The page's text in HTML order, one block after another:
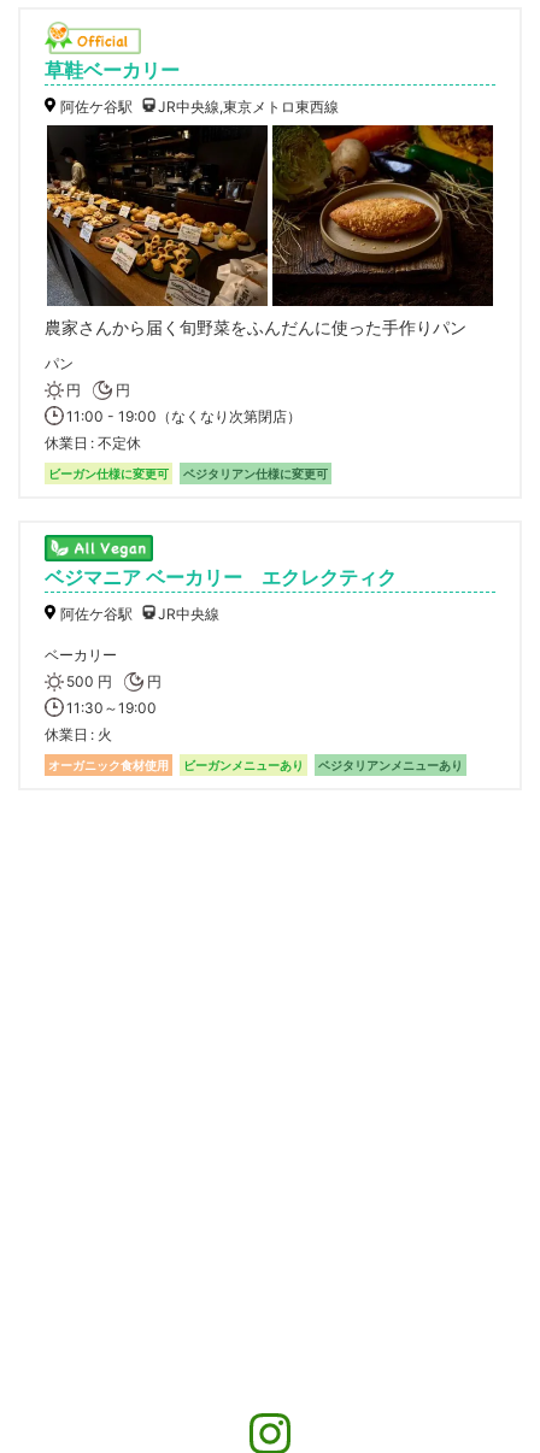
草鞋ベーカリー
阿佐ケ谷駅 JR中央線,東京メトロ東西線
農家さんから届く旬野菜をふんだんに使った手作りパン
パン
円
円
11:00 - 19:00（なくなり次第閉店）
休業日
不定休
ビーガン仕様に変更可 ベジタリアン仕様に変更可
ベジマニア ベーカリー エクレクティク
阿佐ケ谷駅 JR中央線
ベーカリー
500 円
円
11:30～19:00
休業日
火
オーガニック食材使用 ビーガンメニューあり ベジタリアンメニューあり